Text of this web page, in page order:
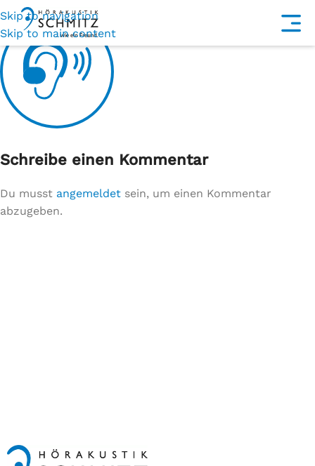
Skip to navigation
Skip to main content
Schreibe einen Kommentar
Du musst angemeldet sein, um einen Kommentar
abzugeben.